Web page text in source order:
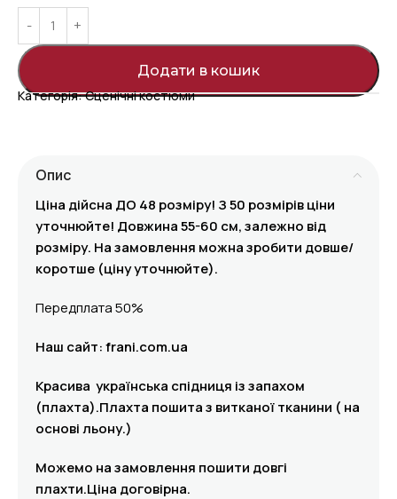
Додати в кошик
Категорія:Сценічні костюми
Опис
Ціна дійсна ДО 48 розміру! З 50 розмірів ціни
уточнюйте! Довжина 55-60 см, залежно від
розміру. На замовлення можна зробити довше/
коротше (ціну уточнюйте).
Передплата 50%
Наш сайт: frani.com.ua
Красива українська спідниця із запахом
(плахта).Плахта пошита з витканої тканини ( на
основі льону.)
Можемо на замовлення пошити довгі
плахти.Ціна договірна.